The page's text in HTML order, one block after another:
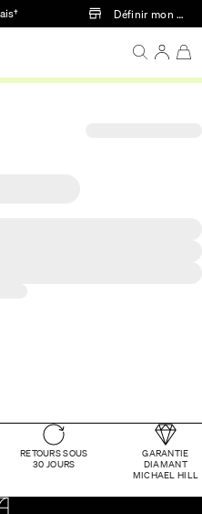
Passer au contenu principal
Définir mon
RETOURS SOUS
30 JOURS
GARANTIE
DIAMANT
MICHAEL HILL